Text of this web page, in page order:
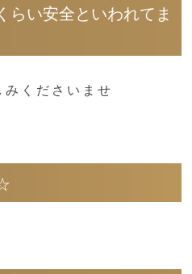
い安全といわれてま
くださいませ